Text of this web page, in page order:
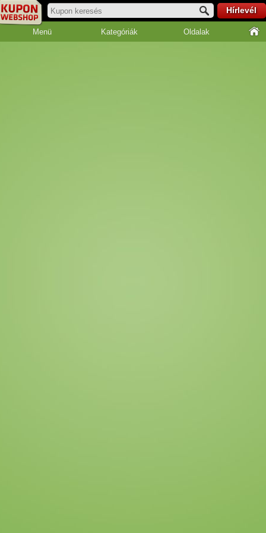
Hírlevél
Menü Kategóriák Oldalak